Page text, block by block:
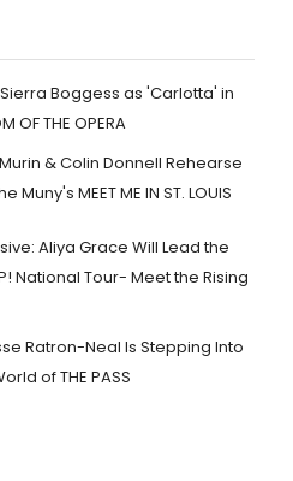
Boggess as 'Carlotta' in
OF THE OPERA
& Colin Donnell Rehearse
Muny's MEET ME IN ST. LOUIS
Aliya Grace Will Lead the
National Tour- Meet the Rising
Ratron-Neal Is Stepping Into
of THE PASS